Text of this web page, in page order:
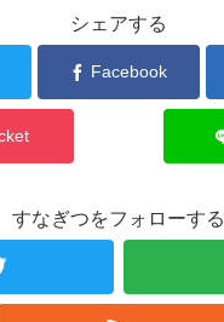
シェアする
Facebook
すなぎつをフォローする